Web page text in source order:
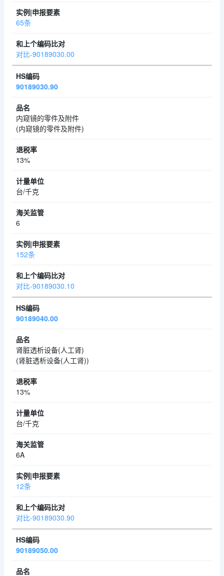
65条
对比-90189030.00
90189030.90
内窥镜的零件及附件
(内窥镜的零件及附件)
13%
台/千克
6
152条
对比-90189030.10
90189040.00
肾脏透析设备(人工肾)
(肾脏透析设备(人工肾))
13%
台/千克
6A
12条
对比-90189030.90
90189050.00